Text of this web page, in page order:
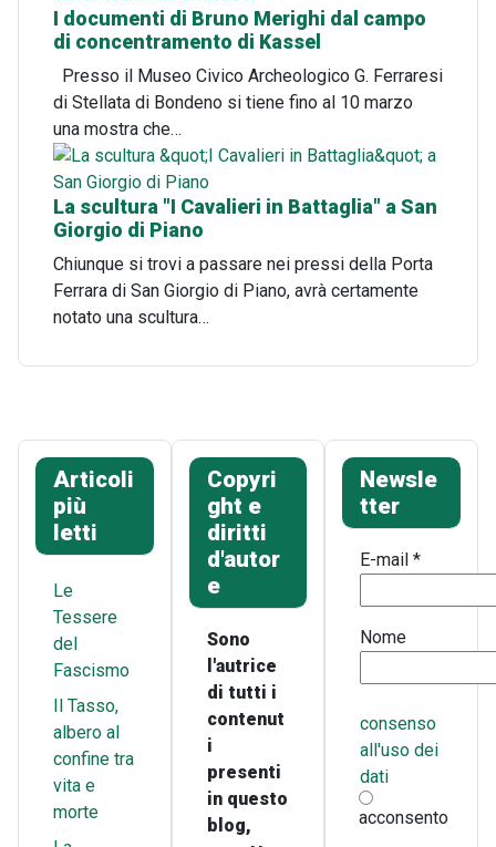
I documenti di Bruno Merighi dal campo
di concentramento di Kassel
Presso il Museo Civico Archeologico G. Ferraresi
di Stellata di Bondeno si tiene fino al 10 marzo
una mostra che…
La scultura "I Cavalieri in Battaglia" a San
Giorgio di Piano
Chiunque si trovi a passare nei pressi della Porta
Ferrara di San Giorgio di Piano, avrà certamente
notato una scultura…
Articoli
più
letti
Le
Tessere
del
Fascismo
Il Tasso,
albero al
confine tra
vita e
morte
Copyri
ght e
diritti
d'autor
e
Sono
l'autrice
di tutti i
contenut
i
presenti
in questo
blog,
Newsle
tter
E-mail*
Nome
consenso
all'uso dei
dati
acconsento